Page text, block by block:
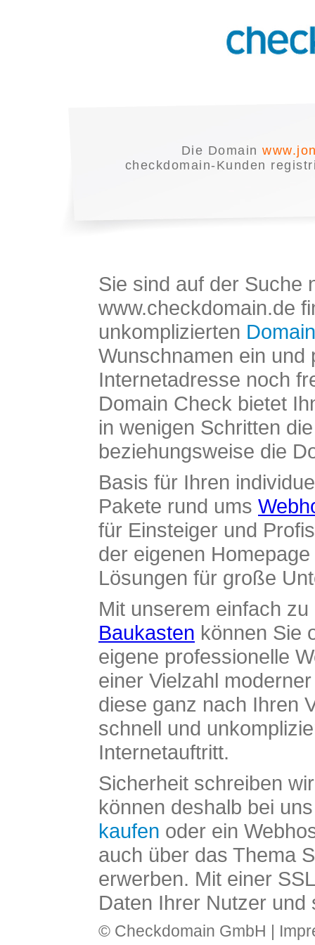
Die Domain
checkdomain-Kunden
Sie sind auf der Suche
www.checkdomain.de
unkomplizierten
Wunschnamen ein und
Internetadresse noch
Domain Check bietet
in wenigen Schritten
beziehungsweise die
Basis für Ihren
Pakete rund ums
für Einsteiger und
der eigenen
Lösungen für große
Mit unserem einfach
Baukasten können Sie
eigene professionelle
einer Vielzahl
diese ganz nach Ihren
schnell und
Internetauftritt.
Sicherheit schreiben
können deshalb bei
kaufen oder ein
auch über das Thema
erwerben. Mit einer
Daten Ihrer Nutzer und
© Checkdomain GmbH |